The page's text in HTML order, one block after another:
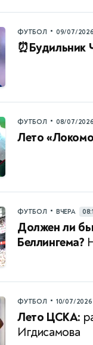
ФУТБОЛ • 09/07/2026
⏰Будильник
ФУТБОЛ • 08/07/2026
Лето
ФУТБОЛ • ВЧЕРА
Должен ли
Беллингема?
ФУТБОЛ • 10/07/2026
Лето ЦСКА:
Игдисамова